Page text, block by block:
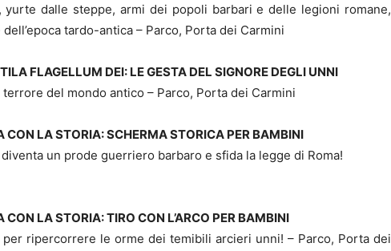
yurte dalle steppe, armi dei popoli barbari e delle legioni romane,
tardo-antica – Parco, Porta dei Carmini
FLAGELLUM DEI: LE GESTA DEL SIGNORE DEGLI UNNI
del mondo antico – Parco, Porta dei Carmini
LA STORIA: SCHERMA STORICA PER BAMBINI
un prode guerriero barbaro e sfida la legge di Roma!
LA STORIA: TIRO CON L’ARCO PER BAMBINI
per ripercorrere le orme dei temibili arcieri unni! – Parco, Porta dei